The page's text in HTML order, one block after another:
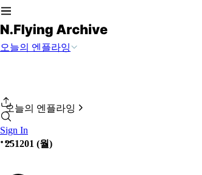
오늘의 엔플라잉
Sign In
오늘의 엔플라잉
251201 (월)